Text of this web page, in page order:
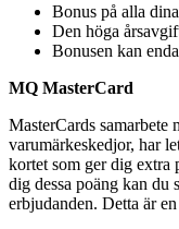
Bonus på alla
Den höga
Bonusen kan
MQ MasterCard
MasterCards samarbete
varumärkeskedjor, har
kortet som ger dig extra
dig dessa poäng kan du
erbjudanden. Detta är